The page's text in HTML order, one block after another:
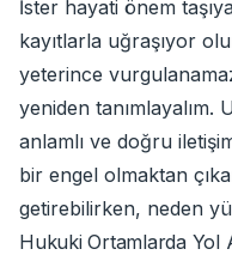
İster hayati önem
kayıtlarla uğraşıyor
yeterince
yeniden tanımlayalım.
anlamlı ve doğru
bir engel olmaktan
getirebilirken, neden
Hukuki Ortamlarda Yol